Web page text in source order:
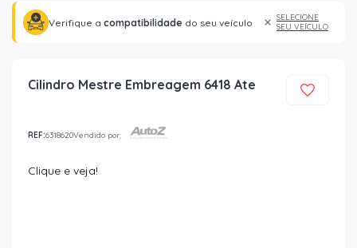
Verifique a compatibilidade do seu veículo
SELECIONE
SEU VEÍCULO
Cilindro Mestre Embreagem 6418 Ate
REF:6318620Vendido por:
Clique e veja!